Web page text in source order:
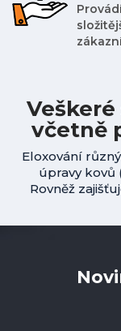
včetně
Eloxování
úpravy kovů
Rovněž